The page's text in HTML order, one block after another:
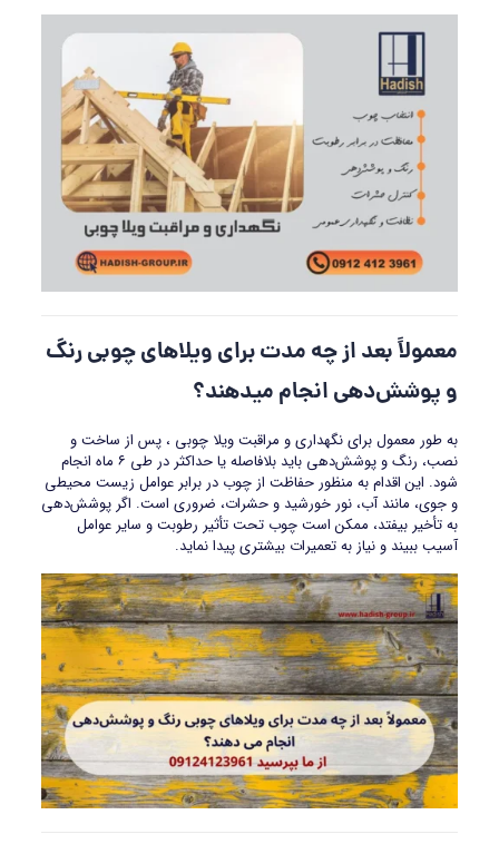
معمولاً بعد از چه مدت برای ویلاهای چوبی رنگ
و پوشش‌دهی انجام میدهند؟
به طور معمول برای نگهداری و مراقبت ویلا چوبی ، پس از ساخت و
نصب، رنگ و پوشش‌دهی باید بلافاصله یا حداکثر در طی ۶ ماه انجام
شود. این اقدام به منظور حفاظت از چوب در برابر عوامل زیست محیطی
و جوی، مانند آب، نور خورشید و حشرات، ضروری است. اگر پوشش‌دهی
به تأخیر بیفتد، ممکن است چوب تحت تأثیر رطوبت و سایر عوامل
آسیب ببیند و نیاز به تعمیرات بیشتری پیدا نماید.